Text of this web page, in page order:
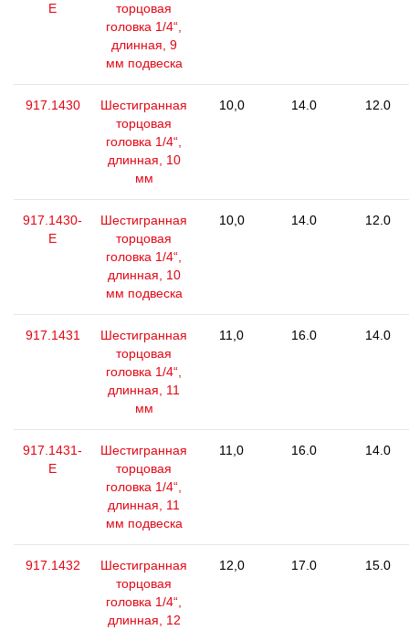
E
торцовая
головка 1/4“,
длинная, 9
мм подвеска
917.1430
Шестигранная
торцовая
головка 1/4“,
длинная, 10
мм
10,0 14.0 12.0
917.1430-
E
Шестигранная
торцовая
головка 1/4“,
длинная, 10
мм подвеска
10,0 14.0 12.0
917.1431
Шестигранная
торцовая
головка 1/4“,
длинная, 11
мм
11,0 16.0 14.0
917.1431-
E
Шестигранная
торцовая
головка 1/4“,
длинная, 11
мм подвеска
11,0 16.0 14.0
917.1432
Шестигранная
торцовая
головка 1/4“,
длинная, 12
12,0 17.0 15.0